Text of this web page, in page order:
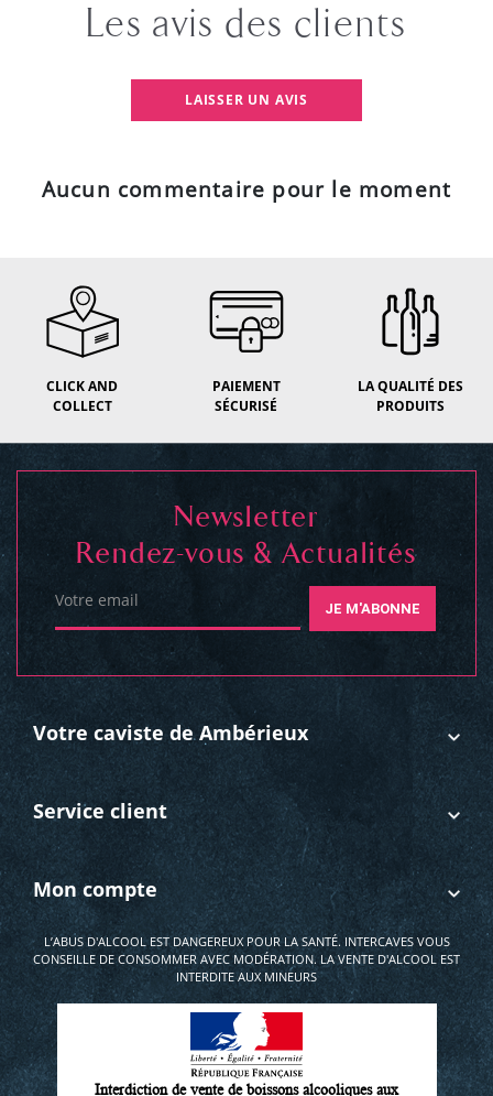
Les avis des clients
LAISSER UN AVIS
Aucun commentaire pour le moment
CLICK AND
COLLECT
PAIEMENT
SÉCURISÉ
LA QUALITÉ DES
PRODUITS
Votre caviste de Ambérieux
Service client
Mon compte
Newsletter
Rendez-vous & Actualités
Votre email JE M'ABONNE
L’ABUS D'ALCOOL EST DANGEREUX POUR LA SANTÉ. INTERCAVES VOUS
CONSEILLE DE CONSOMMER AVEC MODÉRATION. LA VENTE D'ALCOOL EST
INTERDITE AUX MINEURS
Interdiction de vente de boissons alcooliques aux